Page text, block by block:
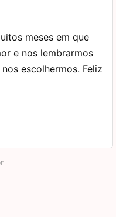
meses em que
e nos lembrarmos
escolhermos. Feliz